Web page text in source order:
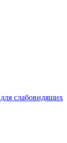
слабовидящих